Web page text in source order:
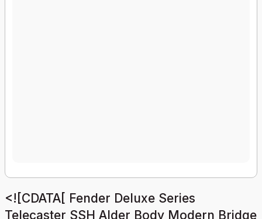
<![CDATA[ Fender Deluxe Series
Telecaster SSH Alder Body Modern Bridge